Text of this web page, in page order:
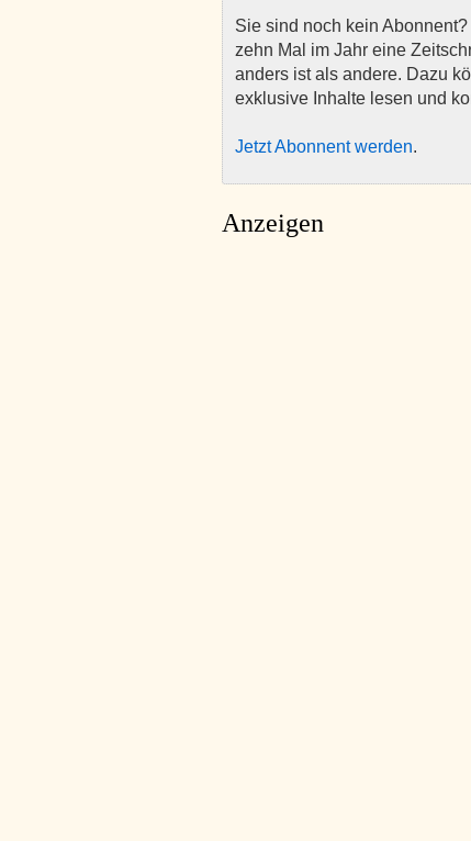
Sie sind noch kein
zehn Mal im Jahr eine
anders ist als andere. Dazu
exklusive Inhalte lesen und
Jetzt Abonnent werden.
Anzeigen